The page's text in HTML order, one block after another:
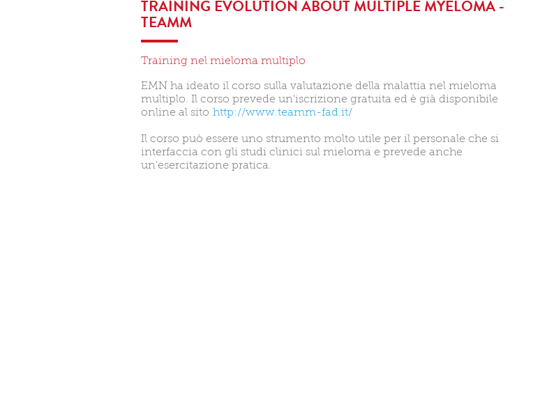
TRAINING EVOLUTION ABOUT MULTIPLE MYELOMA -
TEAMM
Training nel mieloma multiplo
EMN ha ideato il corso sulla valutazione della malattia nel mieloma
multiplo. Il corso prevede un'iscrizione gratuita ed è già disponibile
online al sito http://www.teamm-fad.it/
Il corso può essere uno strumento molto utile per il personale che si
interfaccia con gli studi clinici sul mieloma e prevede anche
un'esercitazione pratica.